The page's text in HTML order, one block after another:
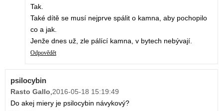
Tak.
Také dítě se musí nejprve spálit o kamna, aby pochopilo
co a jak.
Jenže dnes už, zle pálící kamna, v bytech nebývají.
Odpovědět
psilocybin
Rasto Gallo,2016-05-18 15:19:49
Do akej miery je psilocybin návykový?